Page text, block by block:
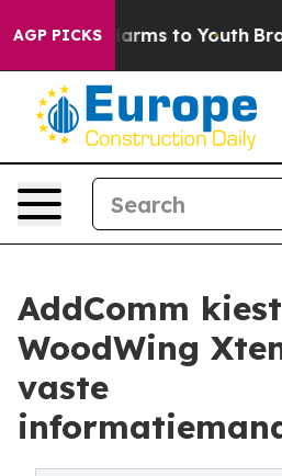
AGP PICKS
Harms to Youth Brazil
AddComm
WoodWing
vaste